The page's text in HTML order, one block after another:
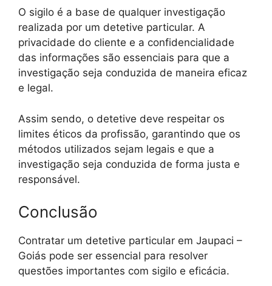
O sigilo é a base de qualquer investigação
realizada por um detetive particular. A
privacidade do cliente e a confidencialidade
das informações são essenciais para que a
investigação seja conduzida de maneira eficaz
e legal.
Assim sendo, o detetive deve respeitar os
limites éticos da profissão, garantindo que os
métodos utilizados sejam legais e que a
investigação seja conduzida de forma justa e
responsável.
Conclusão
Contratar um detetive particular em Jaupaci –
Goiás pode ser essencial para resolver
questões importantes com sigilo e eficácia.